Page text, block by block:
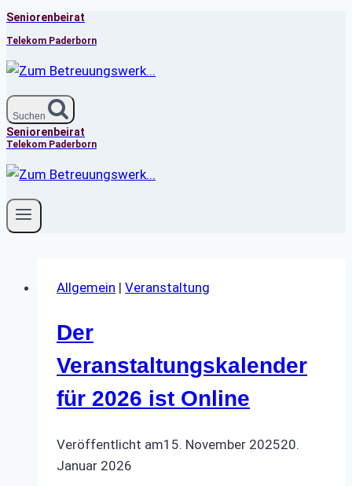
Zum
Inhalt
springen
Seniorenbeirat
Telekom Paderborn
Suchen
Seniorenbeirat
Telekom Paderborn
Allgemein | Veranstaltung
Der
Veranstaltungskalender
für 2026 ist Online
Veröffentlicht am15. November 202520.
Januar 2026